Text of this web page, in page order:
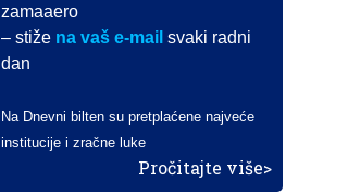
zamaaero
– stiže na vaš e-mail svaki radni
dan
Na Dnevni bilten su pretplaćene najveće
institucije i zračne luke
Pročitajte više>